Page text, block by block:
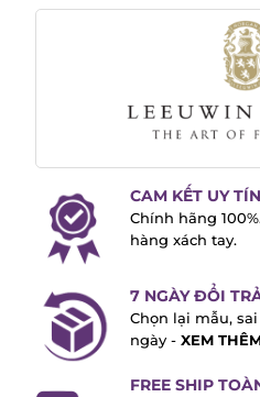
CAM KẾT UY
Chính hãng
hàng xách tay.
7 NGÀY ĐỔI
Chọn lại mẫu,
ngày -XEM
FREE SHIP